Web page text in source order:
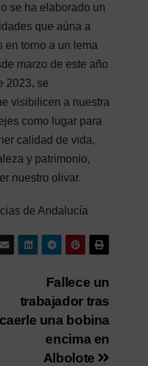
se ha elaborado un
que aúna a
en torno a un lema
marzo de este año
2023, se
visibilicen a nuestra
como lugar para
calidad de vida,
y patrimonio,
nuestro olivar.
de Andalucía
Fallece un
trabajador tras
caerle una bobina
encima en
Albolote